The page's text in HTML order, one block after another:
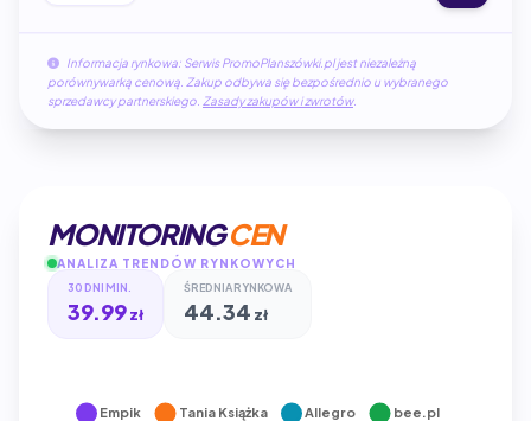
Informacja rynkowa: Serwis PromoPlanszówki.pl jest niezależną
porównywarką cenową. Zakup odbywa się bezpośrednio u wybranego
sprzedawcy partnerskiego. Zasady zakupów i zwrotów.
MONITORINGCEN
ANALIZA TRENDÓW RYNKOWYCH
30 DNI MIN.
39.99 zł
ŚREDNIA RYNKOWA
44.34 zł